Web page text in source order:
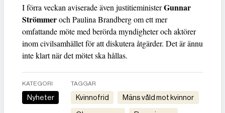
I förra veckan aviserade även justitieministerGunnar
Strömmeroch Paulina Brandberg om ett mer
omfattande möte med berörda myndigheter och aktörer
inom civilsamhället för att diskutera åtgärder. Det är ännu
inte klart när det mötet ska hållas.
KATEGORI
Nyheter
TAGGAR
kvinnofrid mäns våld mot kvinnor